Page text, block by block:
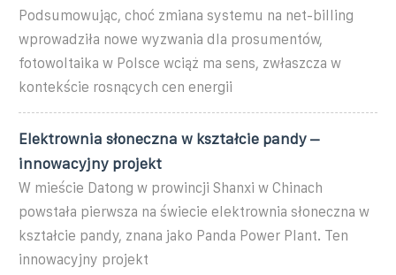
Podsumowując, choć zmiana systemu na net-billing
wprowadziła nowe wyzwania dla prosumentów,
fotowoltaika w Polsce wciąż ma sens, zwłaszcza w
kontekście rosnących cen energii
Elektrownia słoneczna w kształcie pandy –
innowacyjny projekt
W mieście Datong w prowincji Shanxi w Chinach
powstała pierwsza na świecie elektrownia słoneczna w
kształcie pandy, znana jako Panda Power Plant. Ten
innowacyjny projekt